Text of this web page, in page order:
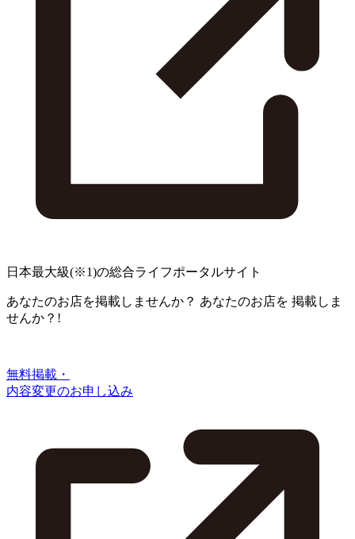
日本最大級(※1)の総合ライフポータルサイト
あなたのお店を掲載しませんか？ あなたのお店を 掲載しま
せんか？!
無料掲載・
内容変更のお申し込み